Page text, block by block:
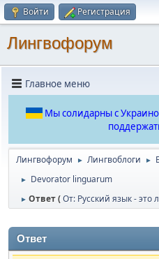
Войти Регистрация
Лингвофорум
Главное меню
Мы солидарны с
Лингвофорум ► Лингвоблоги ►
► Devorator linguarum
► Ответ (От: Русский язык -
Ответ